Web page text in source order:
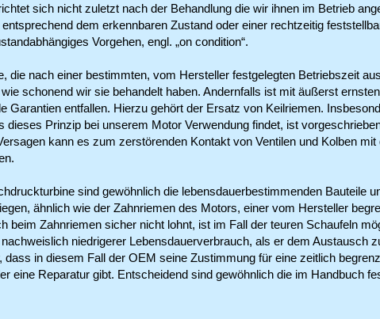
sich nicht zuletzt nach der Behandlung die wir ihnen im Betrieb
dem erkennbaren Zustand oder einer rechtzeitig
Vorgehen, engl. „on condition“.
die nach einer bestimmten, vom Hersteller festgelegten Betriebszeit
schonend wir sie behandelt haben. Andernfalls ist mit äußerst
Garantien entfallen. Hierzu gehört der Ersatz von Keilriemen.
dieses Prinzip bei unserem Motor Verwendung findet, ist
kann es zum zerstörenden Kontakt von Ventilen und Kolben mit
sind gewöhnlich die lebensdauerbestimmenden Bauteile
ähnlich wie der Zahnriemen des Motors, einer vom Hersteller
beim Zahnriemen sicher nicht lohnt, ist im Fall der teuren Schaufeln
niedrigerer Lebensdauerverbrauch, als er dem Austausch
dass in diesem Fall der OEM seine Zustimmung für eine zeitlich
eine Reparatur gibt. Entscheidend sind gewöhnlich die im Handbuch